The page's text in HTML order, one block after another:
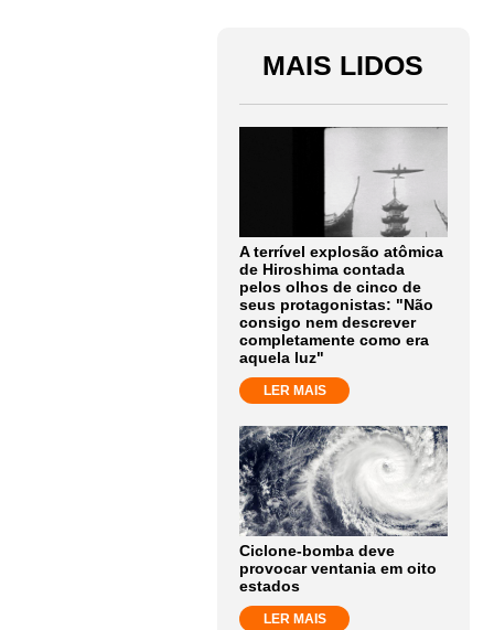
MAIS LIDOS
A terrível explosão atômica
de Hiroshima contada
pelos olhos de cinco de
seus protagonistas: "Não
consigo nem descrever
completamente como era
aquela luz"
LER MAIS
Ciclone-bomba deve
provocar ventania em oito
estados
LER MAIS